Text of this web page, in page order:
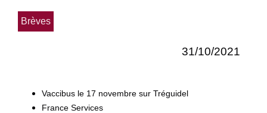
Brèves
31/10/2021
Vaccibus le 17 novembre sur Tréguidel
France Services